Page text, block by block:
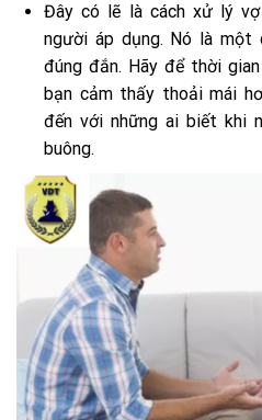
Đây có lẽ là cách xử lý
người áp dụng. Nó là một
đúng đắn. Hãy để thời
bạn cảm thấy thoải mái
đến với những ai biết khi
buông.